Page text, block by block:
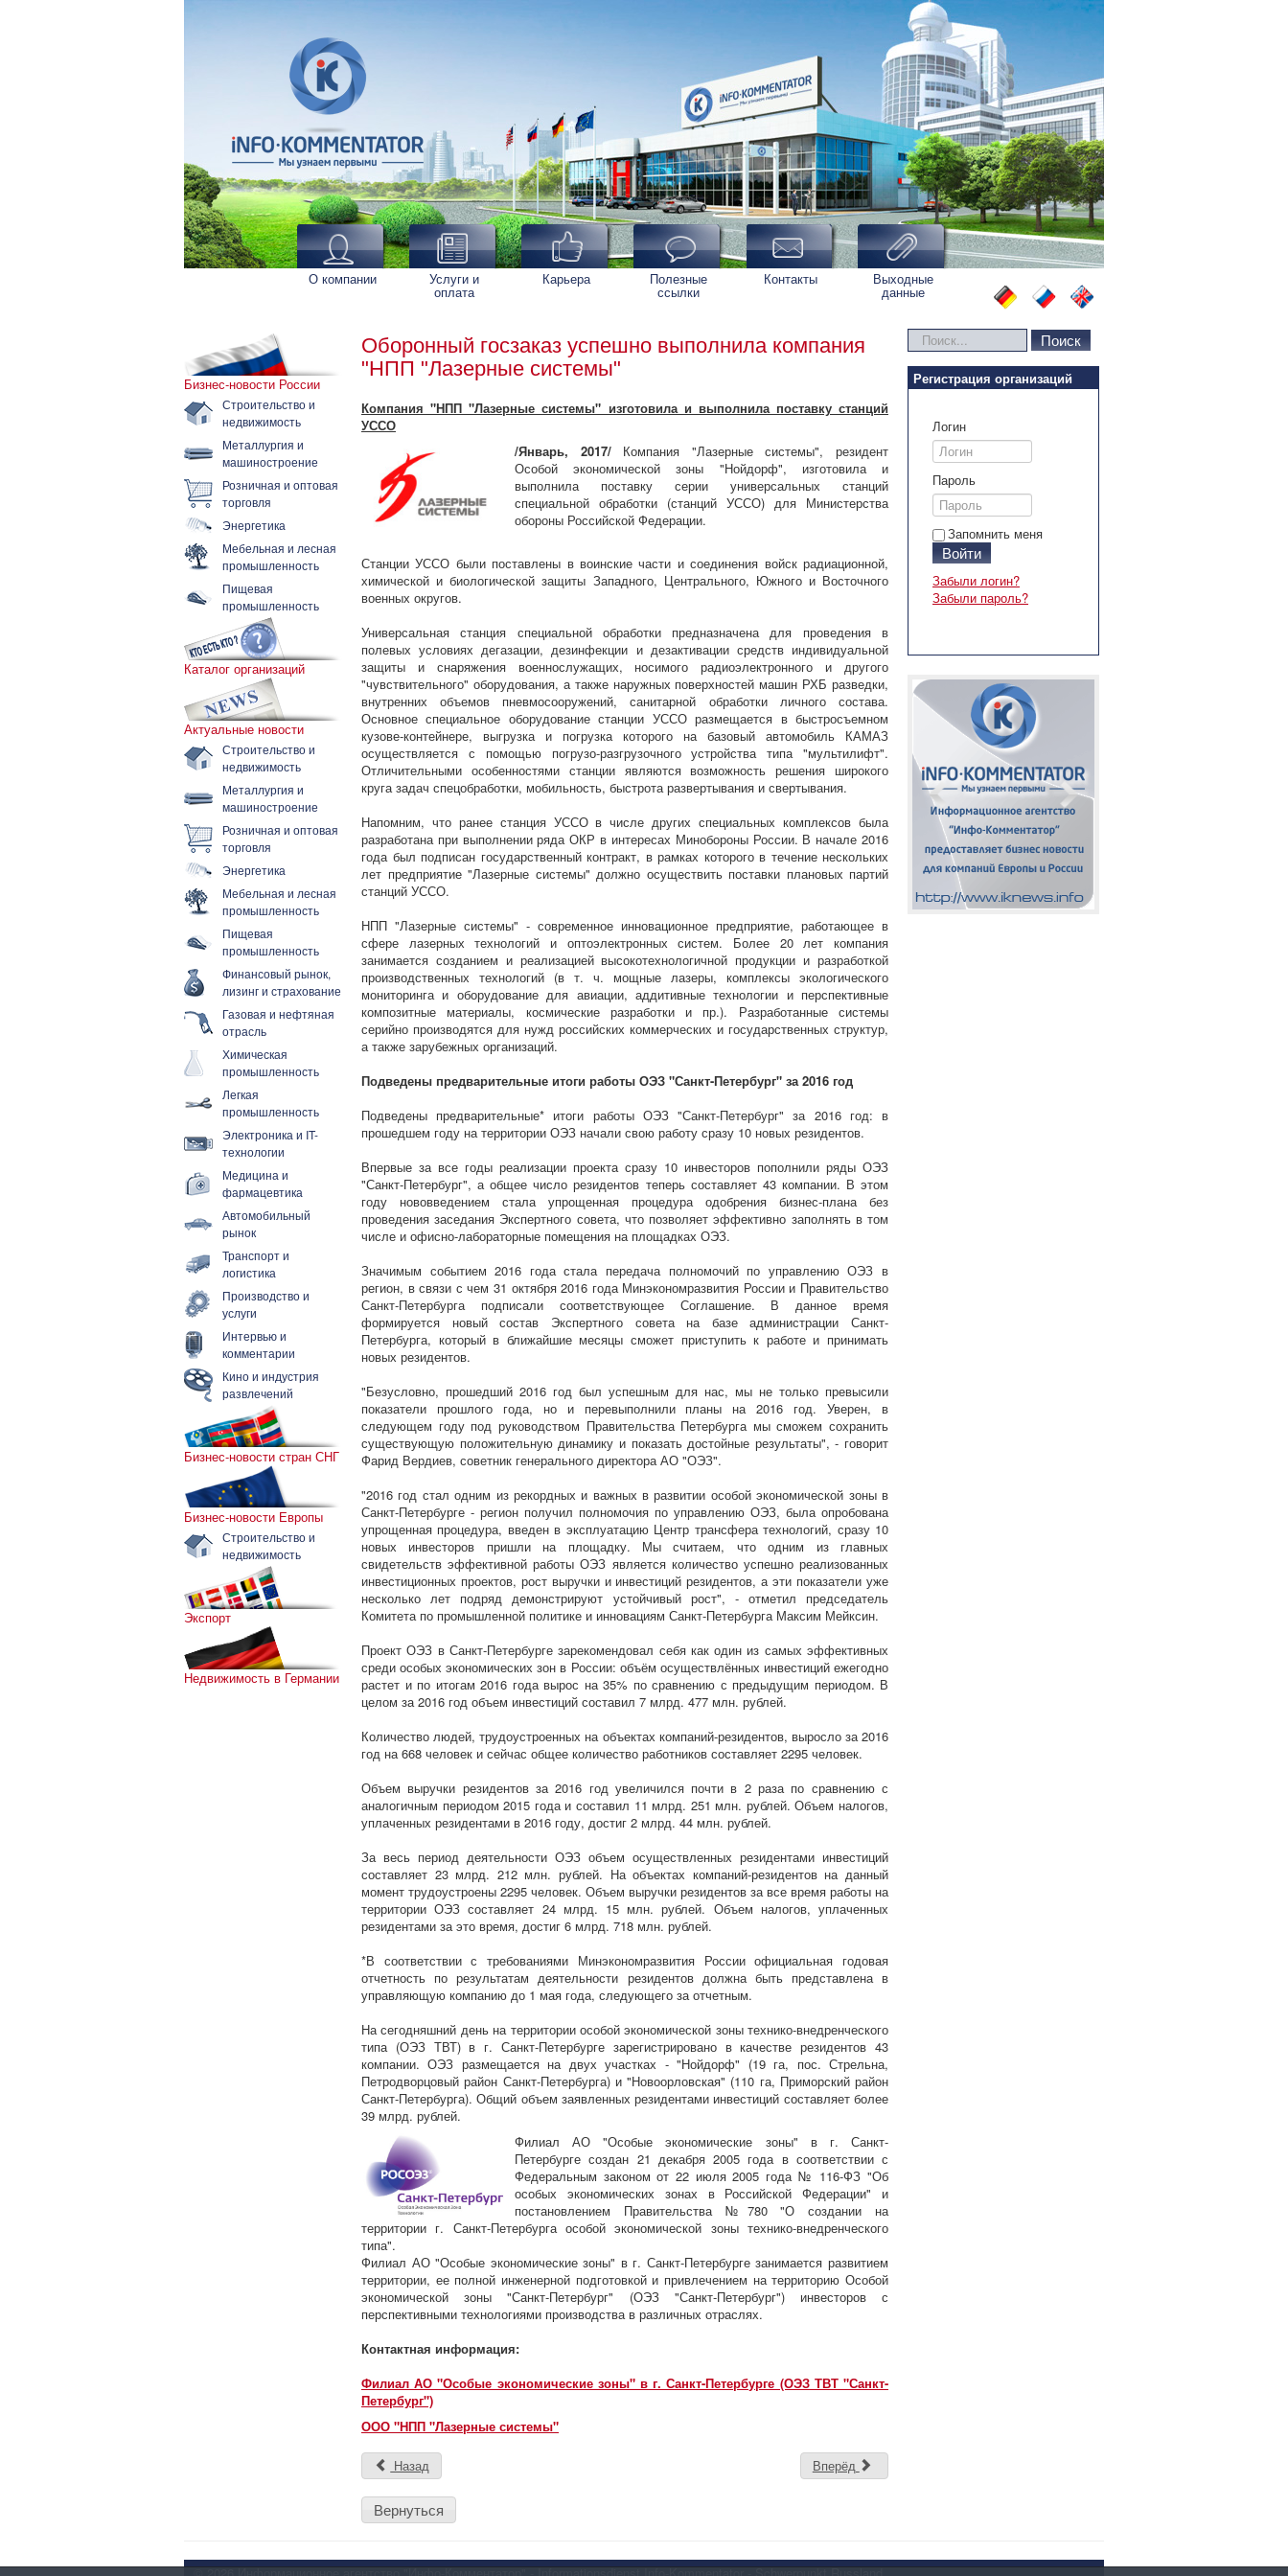
О компании Услуги и
оплата
Карьера Полезные
ссылки
Контакты Выходные
данные
Бизнес-новости России
Строительство и
недвижимость
Металлургия и
машиностроение
Розничная и оптовая
торговля
Энергетика
Мебельная и лесная
промышленность
Пищевая
промышленность
Каталог организаций
Актуальные новости
Строительство и
недвижимость
Металлургия и
машиностроение
Розничная и оптовая
торговля
Энергетика
Мебельная и лесная
промышленность
Пищевая
промышленность
Финансовый рынок,
лизинг и страхование
Газовая и нефтяная
отрасль
Химическая
промышленность
Легкая
промышленность
Электроника и IT-
технологии
Медицина и
фармацевтика
Автомобильный
рынок
Транспорт и
логистика
Производство и
услуги
Интервью и
комментарии
Кино и индустрия
развлечений
Бизнес-новости стран СНГ
Бизнес-новости Европы
Строительство и
недвижимость
Экспорт
Недвижимость в Германии
Оборонный госзаказ успешно выполнила компания
"НПП "Лазерные системы"
Компания "НПП "Лазерные системы" изготовила и выполнила поставку станций
УССО
/Январь, 2017/Компания "Лазерные системы", резидент
Особой экономической зоны "Нойдорф", изготовила и
выполнила поставку серии универсальных станций
специальной обработки (станций УССО) для Министерства
обороны Российской Федерации.
Станции УССО были поставлены в воинские части и соединения войск радиационной,
химической и биологической защиты Западного, Центрального, Южного и Восточного
военных округов.
Универсальная станция специальной обработки предназначена для проведения в
полевых условиях дегазации, дезинфекции и дезактивации средств индивидуальной
защиты и снаряжения военнослужащих, носимого радиоэлектронного и другого
"чувствительного" оборудования, а также наружных поверхностей машин РХБ разведки,
внутренних объемов пневмосооружений, санитарной обработки личного состава.
Основное специальное оборудование станции УССО размещается в быстросъемном
кузове-контейнере, выгрузка и погрузка которого на базовый автомобиль КАМАЗ
осуществляется с помощью погрузо-разгрузочного устройства типа "мультилифт".
Отличительными особенностями станции являются возможность решения широкого
круга задач спецобработки, мобильность, быстрота развертывания и свертывания.
Напомним, что ранее станция УССО в числе других специальных комплексов была
разработана при выполнении ряда ОКР в интересах Минобороны России. В начале 2016
года был подписан государственный контракт, в рамках которого в течение нескольких
лет предприятие "Лазерные системы" должно осуществить поставки плановых партий
станций УССО.
НПП "Лазерные системы" - современное инновационное предприятие, работающее в
сфере лазерных технологий и оптоэлектронных систем. Более 20 лет компания
занимается созданием и реализацией высокотехнологичной продукции и разработкой
производственных технологий (в т. ч. мощные лазеры, комплексы экологического
мониторинга и оборудование для авиации, аддитивные технологии и перспективные
композитные материалы, космические разработки и пр.). Разработанные системы
серийно производятся для нужд российских коммерческих и государственных структур,
а также зарубежных организаций.
Подведены предварительные итоги работы ОЭЗ "Санкт-Петербург" за 2016 год
Подведены предварительные* итоги работы ОЭЗ "Санкт-Петербург" за 2016 год: в
прошедшем году на территории ОЭЗ начали свою работу сразу 10 новых резидентов.
Впервые за все годы реализации проекта сразу 10 инвесторов пополнили ряды ОЭЗ
"Санкт-Петербург", а общее число резидентов теперь составляет 43 компании. В этом
году нововведением стала упрощенная процедура одобрения бизнес-плана без
проведения заседания Экспертного совета, что позволяет эффективно заполнять в том
числе и офисно-лабораторные помещения на площадках ОЭЗ.
Значимым событием 2016 года стала передача полномочий по управлению ОЭЗ в
регион, в связи с чем 31 октября 2016 года Минэкономразвития России и Правительство
Санкт-Петербурга подписали соответствующее Соглашение. В данное время
формируется новый состав Экспертного совета на базе администрации Санкт-
Петербурга, который в ближайшие месяцы сможет приступить к работе и принимать
новых резидентов.
"Безусловно, прошедший 2016 год был успешным для нас, мы не только превысили
показатели прошлого года, но и перевыполнили планы на 2016 год. Уверен, в
следующем году под руководством Правительства Петербурга мы сможем сохранить
существующую положительную динамику и показать достойные результаты", - говорит
Фарид Вердиев, советник генерального директора АО "ОЭЗ".
"2016 год стал одним из рекордных и важных в развитии особой экономической зоны в
Санкт-Петербурге - регион получил полномочия по управлению ОЭЗ, была опробована
упрощенная процедура, введен в эксплуатацию Центр трансфера технологий, сразу 10
новых инвесторов пришли на площадку. Мы считаем, что одним из главных
свидетельств эффективной работы ОЭЗ является количество успешно реализованных
инвестиционных проектов, рост выручки и инвестиций резидентов, а эти показатели уже
несколько лет подряд демонстрируют устойчивый рост", - отметил председатель
Комитета по промышленной политике и инновациям Санкт-Петербурга Максим Мейксин.
Проект ОЭЗ в Санкт-Петербурге зарекомендовал себя как один из самых эффективных
среди особых экономических зон в России: объём осуществлённых инвестиций ежегодно
растет и по итогам 2016 года вырос на 35% по сравнению с предыдущим периодом. В
целом за 2016 год объем инвестиций составил 7 млрд. 477 млн. рублей.
Количество людей, трудоустроенных на объектах компаний-резидентов, выросло за 2016
год на 668 человек и сейчас общее количество работников составляет 2295 человек.
Объем выручки резидентов за 2016 год увеличился почти в 2 раза по сравнению с
аналогичным периодом 2015 года и составил 11 млрд. 251 млн. рублей. Объем налогов,
уплаченных резидентами в 2016 году, достиг 2 млрд. 44 млн. рублей.
За весь период деятельности ОЭЗ объем осуществленных резидентами инвестиций
составляет 23 млрд. 212 млн. рублей. На объектах компаний-резидентов на данный
момент трудоустроены 2295 человек. Объем выручки резидентов за все время работы на
территории ОЭЗ составляет 24 млрд. 15 млн. рублей. Объем налогов, уплаченных
резидентами за это время, достиг 6 млрд. 718 млн. рублей.
*В соответствии с требованиями Минэкономразвития России официальная годовая
отчетность по результатам деятельности резидентов должна быть представлена в
управляющую компанию до 1 мая года, следующего за отчетным.
На сегодняшний день на территории особой экономической зоны технико-внедренческого
типа (ОЭЗ ТВТ) в г. Санкт-Петербурге зарегистрировано в качестве резидентов 43
компании. ОЭЗ размещается на двух участках - "Нойдорф" (19 га, пос. Стрельна,
Петродворцовый район Санкт-Петербурга) и "Новоорловская" (110 га, Приморский район
Санкт-Петербурга). Общий объем заявленных резидентами инвестиций составляет более
39 млрд. рублей.
Филиал АО "Особые экономические зоны" в г. Санкт-
Петербурге создан 21 декабря 2005 года в соответствии с
Федеральным законом от 22 июля 2005 года № 116-ФЗ "Об
особых экономических зонах в Российской Федерации" и
постановлением Правительства №780 "О создании на
территории г. Санкт-Петербурга особой экономической зоны технико-внедренческого
типа".
Филиал АО "Особые экономические зоны" в г. Санкт-Петербурге занимается развитием
территории, ее полной инженерной подготовкой и привлечением на территорию Особой
экономической зоны "Санкт-Петербург" (ОЭЗ "Санкт-Петербург") инвесторов с
перспективными технологиями производства в различных отраслях.
Контактная информация:
Филиал АО "Особые экономические зоны" в г. Санкт-Петербурге (ОЭЗ ТВТ "Санкт-
Петербург")
ООО "НПП "Лазерные системы"
Назад Вперёд
Вернуться
Искать... Поиск
Регистрация организаций
Логин
Пароль
Запомнить меня
Войти
Забыли логин?
Забыли пароль?